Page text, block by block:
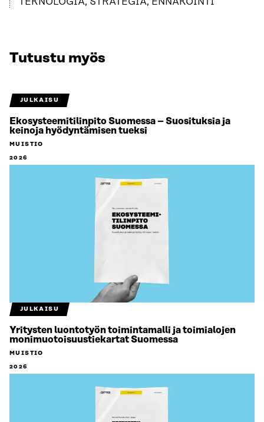
Tutustu myös
JULKAISU
Ekosysteemitilinpito Suomessa – Suosituksia ja
keinoja hyödyntämisen tueksi
MUISTIO
2026
JULKAISU
Yritysten luontotyön toimintamalli ja toimialojen
monimuotoisuustiekartat Suomessa
MUISTIO
2026